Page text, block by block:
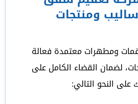
ومنتجات
ومطهرات معتمدة فعالة
لضمان القضاء الكامل على
على النحو التالي: